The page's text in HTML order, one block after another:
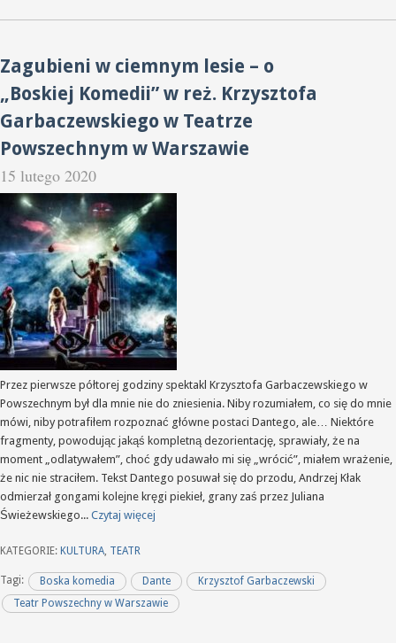
Zagubieni w ciemnym lesie – o
„Boskiej Komedii” w reż. Krzysztofa
Garbaczewskiego w Teatrze
Powszechnym w Warszawie
15 lutego 2020
Przez pierwsze półtorej godziny spektakl Krzysztofa Garbaczewskiego w
Powszechnym był dla mnie nie do zniesienia. Niby rozumiałem, co się do mnie
mówi, niby potrafiłem rozpoznać główne postaci Dantego, ale… Niektóre
fragmenty, powodując jakąś kompletną dezorientację, sprawiały, że na
moment „odlatywałem”, choć gdy udawało mi się „wrócić”, miałem wrażenie,
że nic nie straciłem. Tekst Dantego posuwał się do przodu, Andrzej Kłak
odmierzał gongami kolejne kręgi piekieł, grany zaś przez Juliana
Świeżewskiego... Czytaj więcej
KATEGORIE: KULTURA, TEATR
Tagi: Boska komedia Dante
Krzysztof Garbaczewski
Teatr Powszechny w Warszawie